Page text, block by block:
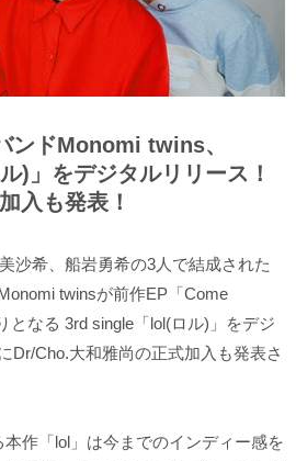
ンドMonomi twins、
)」をデジタルリリース！
入も発表！
沙希、船岩勇希の3人で結成された
twinsが前作EP「Come
となる 3rd single「lol(ロル)」をデジ
Dr/Cho.大和雅尚の正式加入も発表さ
作「lol」は今までのインディー感を